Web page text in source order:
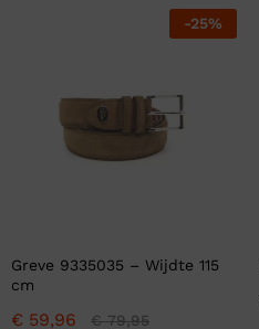
-25%
Greve 9335035 – Wijdte 115
cm
€ 59,96 €79,95